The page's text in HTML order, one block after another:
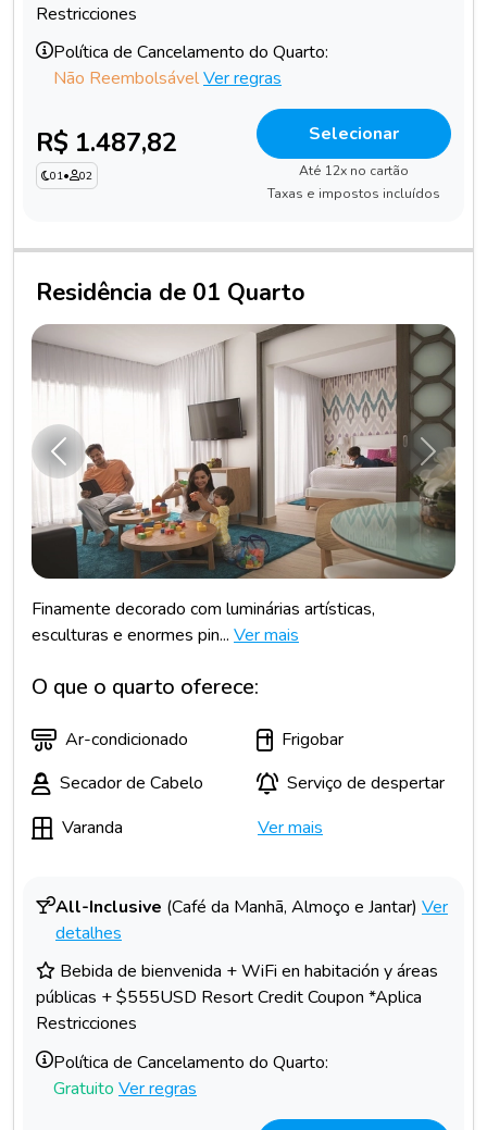
Restricciones
Política de Cancelamento do Quarto:
Não ReembolsávelVer regras
R$ 1.487,82
01• 02
Selecionar
Até 12x no cartão
Taxas e impostos incluídos
Residência de 01 Quarto
Anterior
Finamente decorado com luminárias artísticas,
esculturas e enormes pin... Ver mais
O que o quarto oferece:
Ar-condicionado
Frigobar
Secador de Cabelo
Serviço de despertar
Varanda
Ver mais
All-Inclusive (Café da Manhã, Almoço e Jantar) Ver
detalhes
Bebida de bienvenida + WiFi en habitación y áreas
públicas + $555USD Resort Credit Coupon *Aplica
Restricciones
Política de Cancelamento do Quarto:
Gratuito Ver regras